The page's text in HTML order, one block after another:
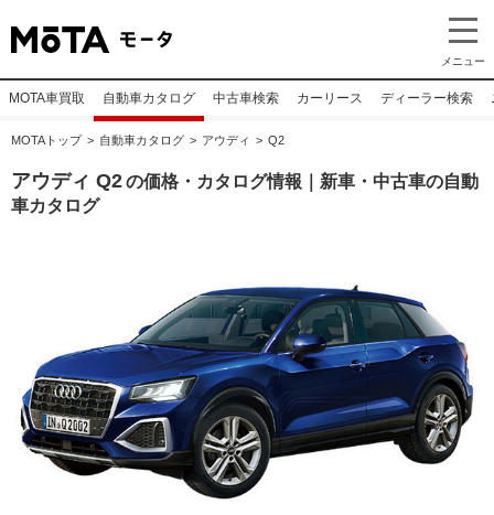
メニュー
MOTA車買取 自動車カタログ 中古車検索 カーリース ディーラー検索
MOTAトップ 自動車カタログ アウディ Q2
アウディ Q2の価格・カタログ情報｜新車・中古車の自動
車カタログ